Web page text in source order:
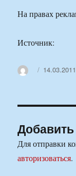
На правах
Источник:
Автор14.03.2011
Для отправки
авторизоваться.